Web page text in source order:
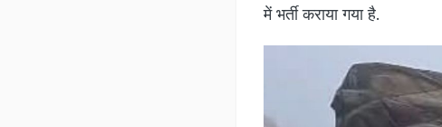
में भर्ती कराया गया है.